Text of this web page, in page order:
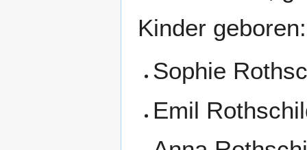
Kinder geboren:
Sophie
Emil